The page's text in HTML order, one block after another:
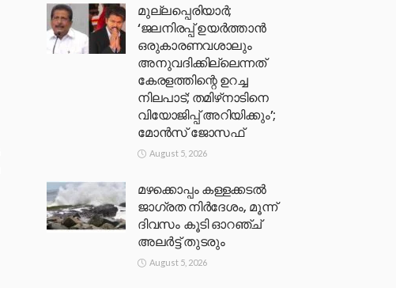
മുല്ലപ്പെരിയാര്‍;
‘ജലനിരപ്പ് ഉയര്‍ത്താന്‍
ഒരുകാരണവശാലും
അനുവദിക്കില്ലെന്നത്
കേരളത്തിന്റെ ഉറച്ച
നിലപാട്; തമിഴ്‌നാടിനെ
വിയോജിപ്പ് അറിയിക്കും’;
മോന്‍സ് ജോസഫ്
August 5, 2026
മഴക്കൊപ്പം കള്ളക്കടൽ
ജാഗ്രത നിർദേശം, മൂന്ന്
ദിവസം കൂടി ഓറഞ്ച്
അലർട്ട് തുടരും
August 5, 2026